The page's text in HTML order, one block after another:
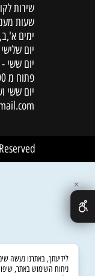
שירות
שעות
ימים א',ב,ד,ה'
יום שלישי
יום ששי
פתוח מ 10.00- 13.00
יום ששי
✕
ניתוח השימוש באתר,